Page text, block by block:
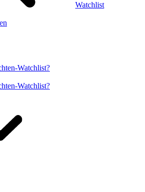
Watchlist
Watchlist?
Watchlist?